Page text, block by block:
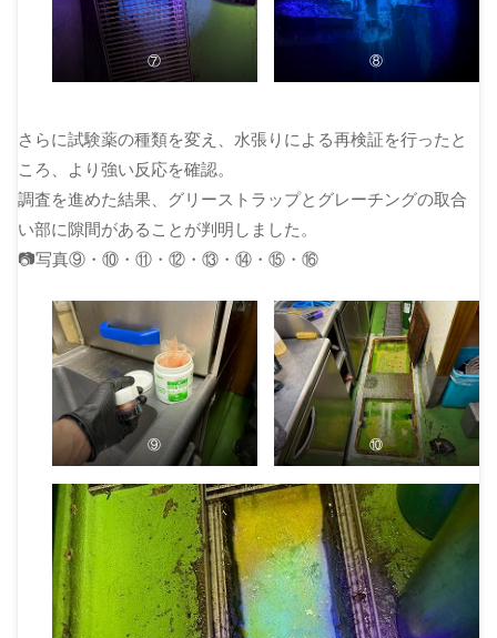
⑦ ⑧
さらに試験薬の種類を変え、水張りによる再検証を行ったと
ころ、より強い反応を確認。
調査を進めた結果、グリーストラップとグレーチングの取合
い部に隙間があることが判明しました。
📷写真⑨・⑩・⑪・⑫・⑬・⑭・⑮・⑯
⑨ ⑩